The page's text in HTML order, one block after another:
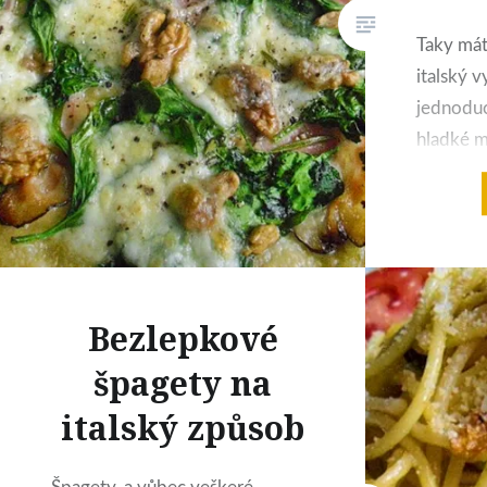
Taky
italský
hladké
může
ořechy
lahůdka.
na
Bezlepkové
špagety na
italský způsob